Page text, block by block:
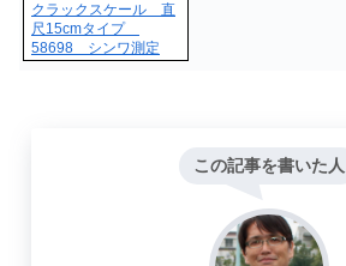
クラックスケール 直
尺15cmタイプ
58698 シンワ測定
この記事を書いた人